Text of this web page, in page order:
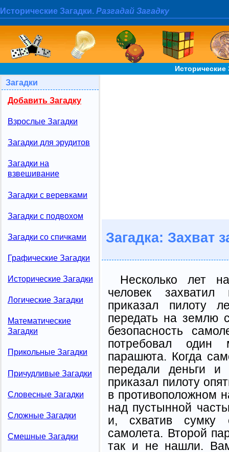
Исторические Загадки. Разгадай Загадку
Исторические
Загадки
Добавить Загадку
Взрослые Загадки
Загадки для эрудитов
Загадки на
взвешивание
Загадки с веревками
Загадки с подвохом
Загадки со спичками
Графические Загадки
Исторические Загадки
Логические Загадки
Математические
Загадки
Прикольные Загадки
Причудливые Загадки
Словесные Загадки
Сложные Загадки
Смешные Загадки
Загадка: Захват
Несколько лет
человек захватил
приказал пилоту
передать на землю
безопасность
потребовал
парашюта. Когда
передали деньги и
приказал пилоту
в противоположном
над пустынной
и, схватив сумку
самолета. Второй
так и не нашли.